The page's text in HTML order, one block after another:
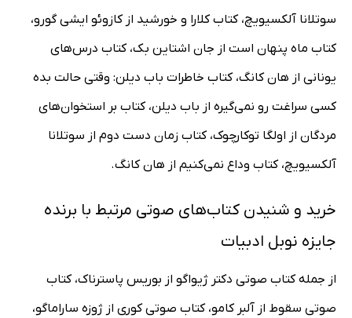
سوتلانا آلکسیویچ، کتاب کلارا و خورشید از کازوئو ایشی گورو،
کتاب ماه پنهان است از جان اشتاین بک، کتاب درس‌های
یونانی از هان کانگ، کتاب خاطرات باب دیلن: وقتی حالت بده
کسی سراغت رو نمی‌گیره از باب دیلن، کتاب بر استخوان‌های
مردگان از اولگا توکارچوک، کتاب زمان دست دوم از سوتلانا
آلکسیویچ، کتاب وداع نمی‌کنیم از هان کانگ.
خرید و شنیدن کتاب‌های صوتی مرتبط با برنده
جایزه نوبل ادبیات
از جمله کتاب صوتی دکتر ژیواگو از بوریس پاسترناک، کتاب
صوتی سقوط از آلبر کامو، کتاب صوتی کوری از ژوزه ساراماگو،